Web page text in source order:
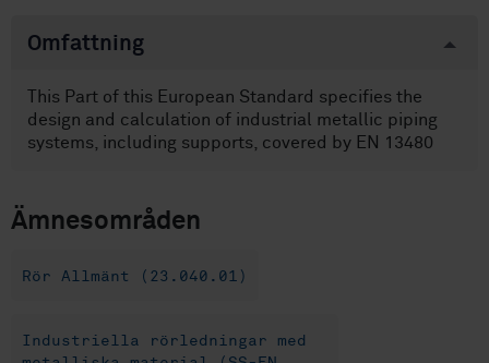
Omfattning
This Part of this European Standard specifies the
design and calculation of industrial metallic piping
systems, including supports, covered by EN 13480
Ämnesområden
Rör Allmänt (23.040.01)
Industriella rörledningar med